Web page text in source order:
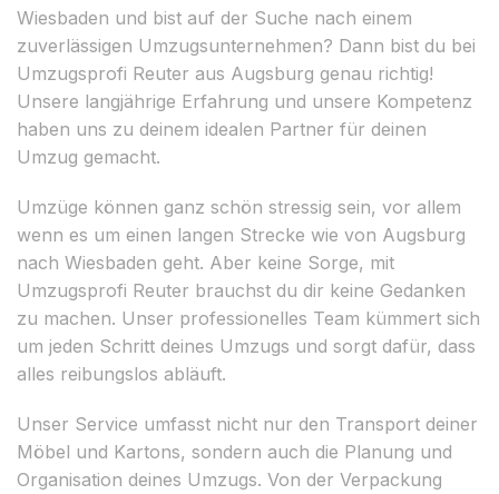
Wiesbaden und bist auf der Suche nach einem
zuverlässigen Umzugsunternehmen? Dann bist du bei
Umzugsprofi Reuter aus Augsburg genau richtig!
Unsere langjährige Erfahrung und unsere Kompetenz
haben uns zu deinem idealen Partner für deinen
Umzug gemacht.
Umzüge können ganz schön stressig sein, vor allem
wenn es um einen langen Strecke wie von Augsburg
nach Wiesbaden geht. Aber keine Sorge, mit
Umzugsprofi Reuter brauchst du dir keine Gedanken
zu machen. Unser professionelles Team kümmert sich
um jeden Schritt deines Umzugs und sorgt dafür, dass
alles reibungslos abläuft.
Unser Service umfasst nicht nur den Transport deiner
Möbel und Kartons, sondern auch die Planung und
Organisation deines Umzugs. Von der Verpackung